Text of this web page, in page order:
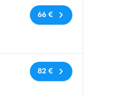
Sem etiquetas
66 €
Sem etiquetas
82 €